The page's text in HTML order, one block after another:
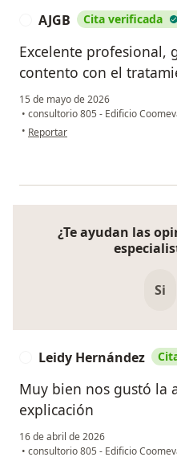
AJGB Cita verificada
Excelente profesional,
contento con el
15 de mayo de 2026
• consultorio 805 - Edificio
• en opinión del usuario AJGB
Reportar
¿Te ayudan las
Si
Leidy Hernández
Muy bien nos gustó la
explicación
16 de abril de 2026
• consultorio 805 - Edificio